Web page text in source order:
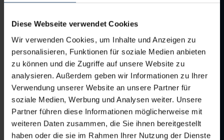
Diese Webseite verwendet Cookies
Wir verwenden Cookies, um Inhalte und Anzeigen zu
personalisieren, Funktionen für soziale Medien anbieten
zu können und die Zugriffe auf unsere Website zu
analysieren. Außerdem geben wir Informationen zu Ihrer
Verwendung unserer Website an unsere Partner für
soziale Medien, Werbung und Analysen weiter. Unsere
Partner führen diese Informationen möglicherweise mit
weiteren Daten zusammen, die Sie ihnen bereitgestellt
haben oder die sie im Rahmen Ihrer Nutzung der Dienste
• Danfoss VLT 2800 servo inverter
The machines were originally manufactured in Germany and have
been regularly serviced. The plant was completely dismantled in
January 2026 and is currently stored unpacked at the
operatorquote s premises in China, near Hong Kong. The price
quoted is for delivery unpacked, free at the loading bay at the
location in China. We would be happy to provide you with a quote
for packaging and transport.